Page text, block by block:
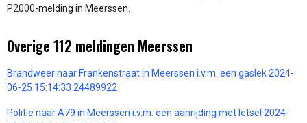
P2000-melding in Meerssen.
Overige 112 meldingen Meerssen
Brandweer naar Frankenstraat in Meerssen i.v.m. een gaslek 2024-
06-25 15:14:33 24489922
Politie naar A79 in Meerssen i.v.m. een aanrijding met letsel 2024-